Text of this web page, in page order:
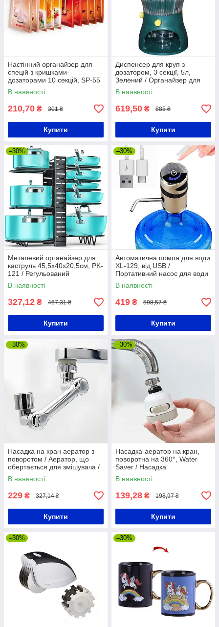
Настінний органайзер для
спецій з кришками-
дозаторами 10 секцій, SP-55
/ Навісний органайзер для
приправ
В наявності
210,70 ₴ 301 ₴
Купити
Диспенсер для круп з
дозатором, 3 секції, 5л,
Зелений / Органайзер для
круп / Органайзер для
сипучих продуктів
В наявності
619,50 ₴ 885 ₴
Купити
–30%
Металевий органайзер для
каструль 45,5х40х20,5см, PK-
121 / Регульований
органайзер для сковорідок
В наявності
327,12 ₴ 467,31 ₴
Купити
–30%
Автоматична помпа для води
XL-129, від USB /
Портативний насос для води
/ Електричний диспенсер на
сулію
В наявності
419 ₴ 598,57 ₴
Купити
–30%
Насадка на кран аератор з
поворотом / Аератор, що
обертається для змішувача /
Насадка для крана
В наявності
229 ₴ 327,14 ₴
Купити
–30%
Насадка-аератор на кран,
поворотна на 360°, Water
Saver / Насадка
водозберігаюча для
змішувача з 3 режимами
В наявності
139,28 ₴ 198,97 ₴
Купити
–30% –30%